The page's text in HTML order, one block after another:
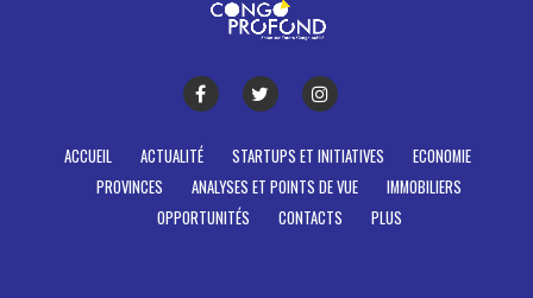
ACCUEIL ACTUALITÉ STARTUPS ET INITIATIVES
ECONOMIE
PROVINCES
ANALYSES ET POINTS DE VUE
IMMOBILIERS
OPPORTUNITÉS
CONTACTS PLUS